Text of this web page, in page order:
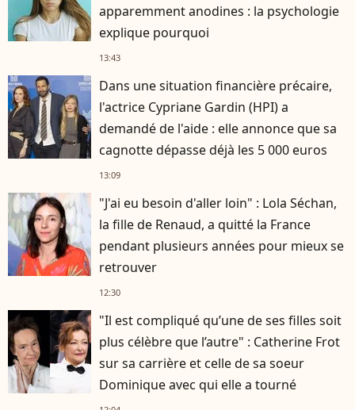
apparemment anodines : la psychologie
explique pourquoi
13:43
Dans une situation financière précaire,
l'actrice Cypriane Gardin (HPI) a
demandé de l'aide : elle annonce que sa
cagnotte dépasse déjà les 5 000 euros
13:09
"J'ai eu besoin d'aller loin" : Lola Séchan,
la fille de Renaud, a quitté la France
pendant plusieurs années pour mieux se
retrouver
12:30
"Il est compliqué qu’une de ses filles soit
plus célèbre que l’autre" : Catherine Frot
sur sa carrière et celle de sa soeur
Dominique avec qui elle a tourné